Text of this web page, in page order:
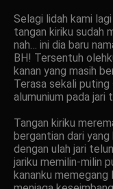
Selagi lidah kami lagi
tangan kiriku sudah
nah… ini dia baru
BH! Tersentuh
kanan yang masih
Terasa sekali puting
alumunium pada jari
Tangan kiriku
bergantian dari yang
dengan ulah jari
jariku memilin-milin
kananku